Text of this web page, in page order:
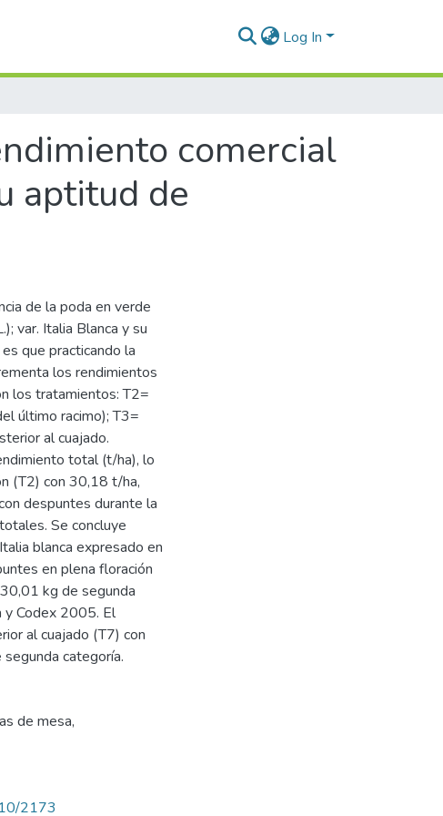
Log In
comercial
aptitud de
de la poda en verde
var. Italia Blanca y su
que practicando la
los rendimientos
los tratamientos: T2=
último racimo); T3=
al cuajado.
total (t/ha), lo
(T2) con 30,18 t/ha,
despuntes durante la
Se concluye
blanca expresado en
en plena floración
kg de segunda
y Codex 2005. El
al cuajado (T7) con
categoría.
de mesa,
2173